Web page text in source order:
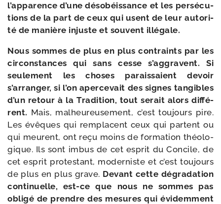
l’apparence d’une déso­béis­sance et les per­sé­cu­
tions de la part de ceux qui usent de leur auto­ri­
té de manière injuste et sou­vent illégale.
Nous sommes de plus en plus contraints par les
cir­cons­tances qui sans cesse s’aggravent. Si
seule­ment les choses parais­saient devoir
s’arranger, si l’on aper­ce­vait des signes tan­gibles
d’un retour à la Tradition, tout serait alors dif­fé­
rent. Mais, mal­heu­reu­se­ment, c’est tou­jours pire.
Les évêques qui rem­placent ceux qui partent ou
qui meurent, ont reçu moins de for­ma­tion théo­lo­
gique. Ils sont imbus de cet esprit du Concile, de
cet esprit pro­tes­tant, moder­niste et c’est tou­jours
de plus en plus grave. Devant cette dégra­da­tion
conti­nuelle, est-​ce que nous ne sommes pas
obli­gé de prendre des mesures qui évi­dem­ment